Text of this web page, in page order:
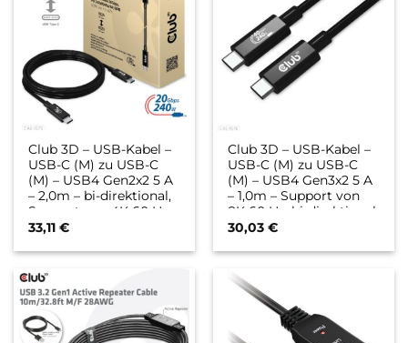
Club 3D – USB-Kabel –
USB-C (M) zu USB-C
(M) – USB4 Gen2x2 5 A
– 2,0m – bi-direktional,
Support von 4K 60 Hz,
up to 240W power
extended power range
(EPR) (CAC-1575)
33,11€
Club 3D – USB-Kabel –
USB-C (M) zu USB-C
(M) – USB4 Gen3x2 5 A
– 1,0m – Support von
8K 60 Hz, bi-direktional,
up to 240W power
extended power range
(EPR) (CAC-1576)
30,03€